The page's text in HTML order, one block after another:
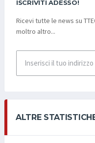
ISCRIVITI ADESSO!
Ricevi tutte le news su
moltro altro...
ALTRE